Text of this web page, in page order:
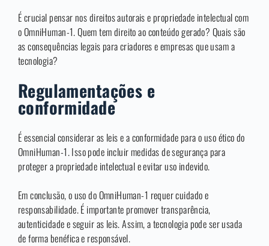
É crucial pensar nos direitos autorais e propriedade intelectual com
o OmniHuman-1. Quem tem direito ao conteúdo gerado? Quais são
as consequências legais para criadores e empresas que usam a
tecnologia?
Regulamentações e
conformidade
É essencial considerar as leis e a conformidade para o uso ético do
OmniHuman-1. Isso pode incluir medidas de segurança para
proteger a propriedade intelectual e evitar uso indevido.
Em conclusão, o uso do OmniHuman-1 requer cuidado e
responsabilidade. É importante promover transparência,
autenticidade e seguir as leis. Assim, a tecnologia pode ser usada
de forma benéfica e responsável.